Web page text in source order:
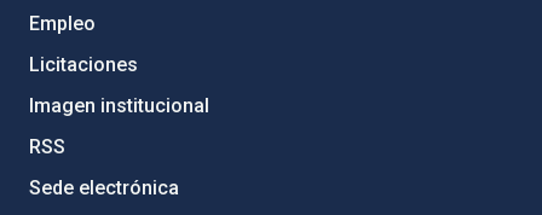
Empleo
Licitaciones
Imagen institucional
RSS
Sede electrónica